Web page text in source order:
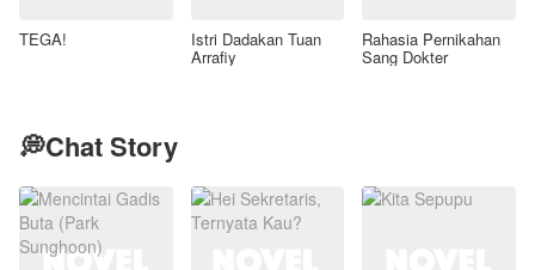
TEGA! Istri Dadakan Tuan
Arrafiy
Rahasia Pernikahan
Sang Dokter
💭Chat Story